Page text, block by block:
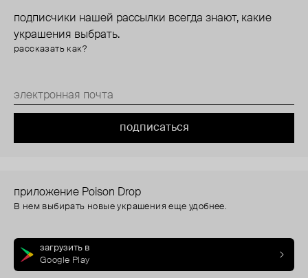
подписчики нашей рассылки всегда знают, какие
украшения выбрать.
рассказать как?
подписаться
приложение Poison Drop
В нем выбирать новые украшения еще удобнее.
загрузить в
Google Play